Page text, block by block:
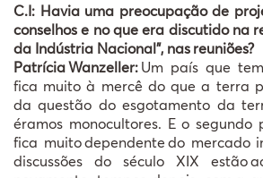
C.I: Havia uma preocupação de
conselhos e no que era discutido na
da Indústria Nacional”, nasreuniões?
PatríciaWanzeller:Um país que
fica muito à mercê do que a terra
da questão do esgotamento da
éramos monocultores. E o segundo
fica muitodependentedo mercado
discussões do século XIX estão